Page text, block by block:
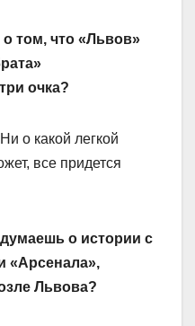
том, что «Львов»
очка?
о какой легкой
все придется
о истории с
«Арсенала»,
Львова?